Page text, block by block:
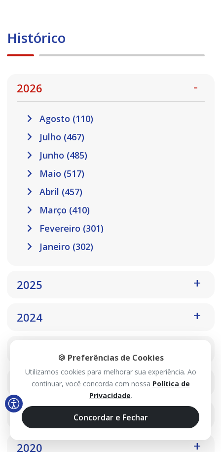
Histórico
2026
Agosto (110)
Julho (467)
Junho (485)
Maio (517)
Abril (457)
Março (410)
Fevereiro (301)
Janeiro (302)
2025
2024
2022
2021
2020
🍪 Preferências de Cookies
Utilizamos cookies para melhorar sua experiência. Ao
continuar, você concorda com nossa Política de
Privacidade.
Concordar e Fechar